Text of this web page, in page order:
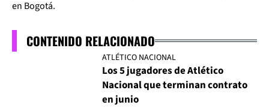
en Bogotá.
CONTENIDO RELACIONADO
ATLÉTICO NACIONAL
Los 5 jugadores de Atlético
Nacional que terminan contrato
en junio